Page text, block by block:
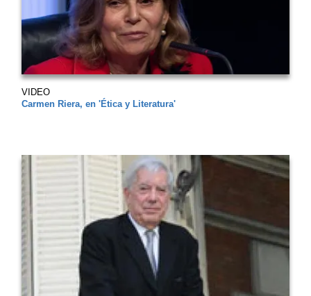
VIDEO
Carmen Riera, en 'Ética y Literatura'